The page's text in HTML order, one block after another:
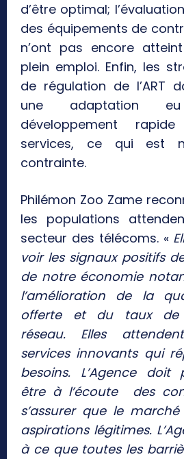
d’être optimal;
des équipements de
n’ont pas encore
plein emploi. Enfin, les
de régulation de l’ART
une adaptation
développement
services, ce qui est
contrainte.
Philémon Zoo Zame
les populations
secteur des télécoms. «
voir les signaux positifs
de notre économie
l’amélioration de la
offerte et du taux de
réseau. Elles
services innovants qui
besoins. L’Agence doit
être à l’écoute des
s’assurer que le
aspirations légitimes.
à ce que toutes les